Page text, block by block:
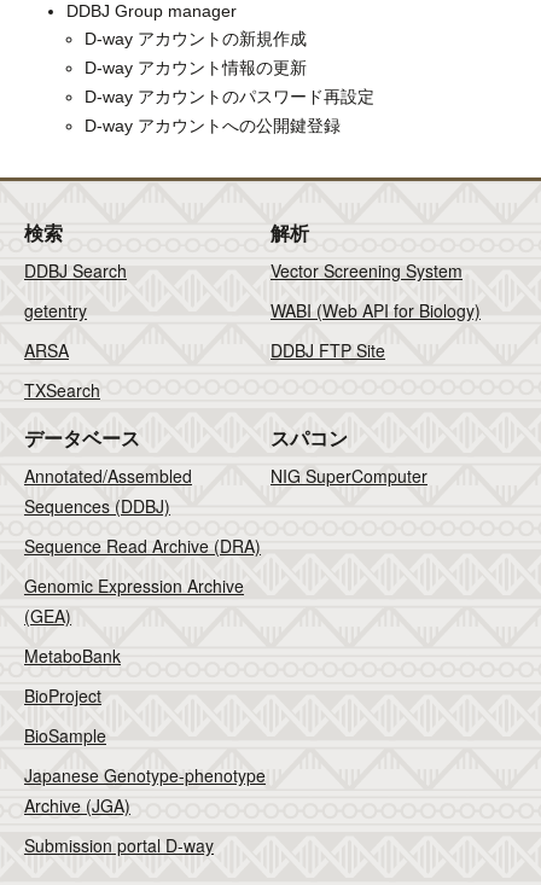
DDBJ Group manager
D-way アカウントの新規作成
D-way アカウント情報の更新
D-way アカウントのパスワード再設定
D-way アカウントへの公開鍵登録
検索
DDBJ Search
getentry
ARSA
TXSearch
解析
Vector Screening System
WABI (Web API for Biology)
DDBJ FTP Site
データベース
Annotated/Assembled
Sequences (DDBJ)
Sequence Read Archive (DRA)
Genomic Expression Archive
(GEA)
MetaboBank
BioProject
BioSample
Japanese Genotype-phenotype
Archive (JGA)
Submission portal D-way
スパコン
NIG SuperComputer